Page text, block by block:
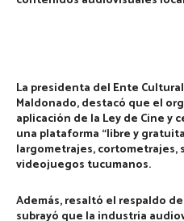
La presidenta del Ente
Maldonado, destacó que el
aplicación de la Ley de Cine y
una plataforma “libre y
largometrajes, cortometrajes,
videojuegos tucumanos.
Además, resaltó el respaldo
subrayó que la industria